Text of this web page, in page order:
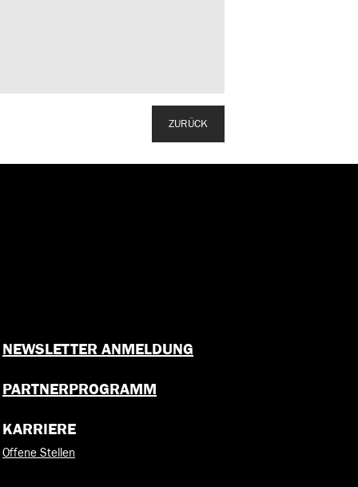
ZURÜCK
NEWSLETTER ANMELDUNG
PARTNERPROGRAMM
KARRIERE
Offene Stellen